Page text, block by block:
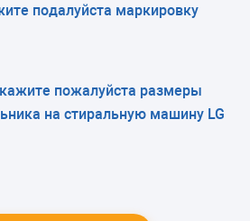
подалуйста маркировку
пожалуйста размеры
на стиральную машину LG